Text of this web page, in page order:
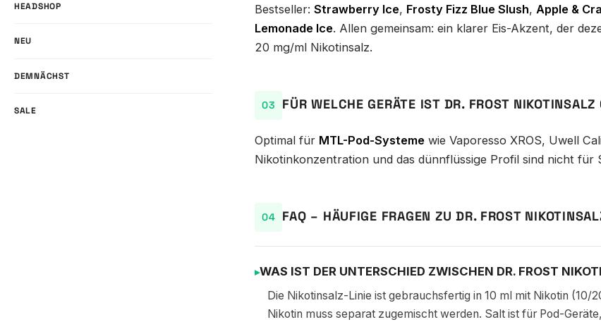
HEADSHOP
NEU
DEMNÄCHST
SALE
Bestseller: Strawberry Ice, Frosty Fizz Blue Slush, Apple &
Lemonade Ice. Allen gemeinsam: ein klarer Eis-Akzent, der
20 mg/ml Nikotinsalz.
FÜR WELCHE GERÄTE IST DR. FROST NIKOTINSALZ
Optimal für MTL-Pod-Systeme wie Vaporesso XROS, Uwell
Nikotinkonzentration und das dünnflüssige Profil sind nicht für
FAQ – HÄUFIGE FRAGEN ZU DR. FROST
WAS IST DER UNTERSCHIED ZWISCHEN DR. FROST
Die Nikotinsalz-Linie ist gebrauchsfertig in 10 ml mit Nikotin
Nikotin muss separat zugemischt werden. Salt ist für Pod-